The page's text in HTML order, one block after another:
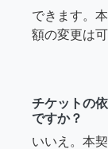
できます。
額の変更は可
チケットの
ですか？
いいえ。本